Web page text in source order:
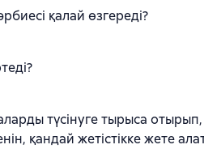
қалай өзгереді?
түсінуге тырыса
қандай жетістікке жете